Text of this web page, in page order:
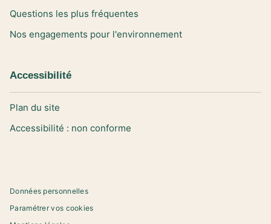
Questions les plus fréquentes
Nos engagements pour l'environnement
Accessibilité
Plan du site
Accessibilité : non conforme
Données personnelles
Paramétrer vos cookies